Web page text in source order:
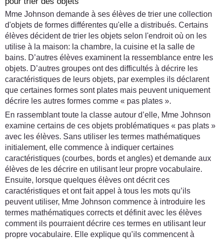
Mme Johnson demande à ses élèves de trier une collection
d'objets de formes différentes qu'elle a distribués. Certains
élèves décident de trier les objets selon l'endroit où on les
utilise à la maison: la chambre, la cuisine et la salle de
bains. D’autres élèves examinent la ressemblance entre les
objets. D’autres groupes ont des difficultés à décrire les
caractéristiques de leurs objets, par exemples ils déclarent
que certaines formes sont plates mais peuvent uniquement
décrire les autres formes comme « pas plates ».
En rassemblant toute la classe autour d’elle, Mme Johnson
examine certains de ces objets problématiques « pas plats »
avec les élèves. Sans utiliser les termes mathématiques
initialement, elle commence à indiquer certaines
caractéristiques (courbes, bords et angles) et demande aux
élèves de les décrire en utilisant leur propre vocabulaire.
Ensuite, lorsque quelques élèves ont décrit ces
caractéristiques et ont fait appel à tous les mots qu’ils
peuvent utiliser, Mme Johnson commence à introduire les
termes mathématiques corrects et définit avec les élèves
comment ils pourraient décrire ces termes en utilisant leur
propre vocabulaire. Elle explique qu’ils commencent à